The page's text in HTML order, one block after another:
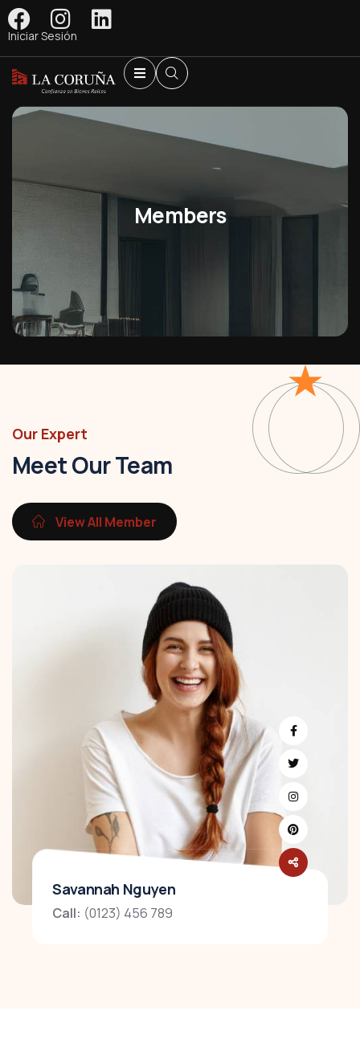
Iniciar Sesión
Members
Our Expert
Meet Our Team
View All Member
Savannah Nguyen
Call: (0123) 456 789